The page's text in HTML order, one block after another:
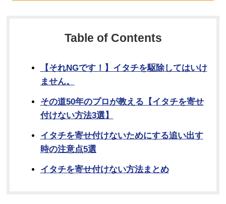
Table of Contents
【それNGです！】イタチを駆除してはいけ
ません。
その道50年のプロが教える【イタチを寄せ
付けない方法3選】
イタチを寄せ付けないためにする追い出す
時の注意点5選
イタチを寄せ付けない方法まとめ